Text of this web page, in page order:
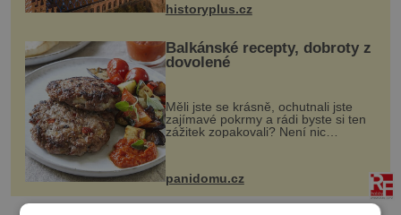
historyplus.cz
Balkánské recepty, dobroty z
dovolené
Měli jste se krásně, ochutnali jste
zajímavé pokrmy a rádi byste si ten
zážitek zopakovali? Není nic
snazšího. Pljeskavica (10 porcí)
Možná jste ji ochutnali na dovolené v
panidomu.cz